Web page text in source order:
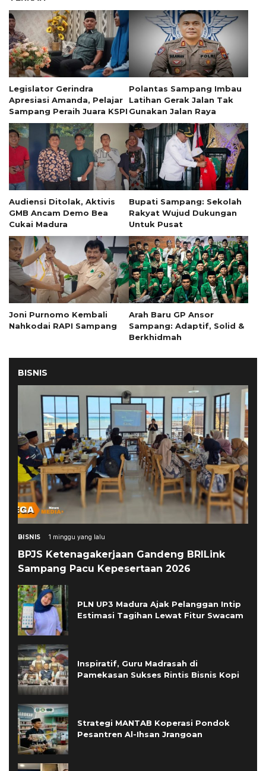
Legislator Gerindra
Apresiasi Amanda, Pelajar
Sampang Peraih Juara KSPI
Polantas Sampang Imbau
Latihan Gerak Jalan Tak
Gunakan Jalan Raya
Audiensi Ditolak, Aktivis
GMB Ancam Demo Bea
Cukai Madura
Bupati Sampang: Sekolah
Rakyat Wujud Dukungan
Untuk Pusat
Joni Purnomo Kembali
Nahkodai RAPI Sampang
Arah Baru GP Ansor
Sampang: Adaptif, Solid &
Berkhidmah
BISNIS
BISNIS 1 minggu yang lalu
BPJS Ketenagakerjaan Gandeng BRILink
Sampang Pacu Kepesertaan 2026
PLN UP3 Madura Ajak Pelanggan Intip
Estimasi Tagihan Lewat Fitur Swacam
Inspiratif, Guru Madrasah di
Pamekasan Sukses Rintis Bisnis Kopi
Strategi MANTAB Koperasi Pondok
Pesantren Al-Ihsan Jrangoan